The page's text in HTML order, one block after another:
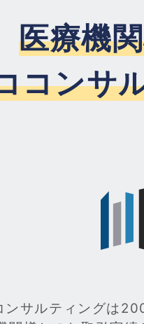
医療機
コンサ
ンサルティングは